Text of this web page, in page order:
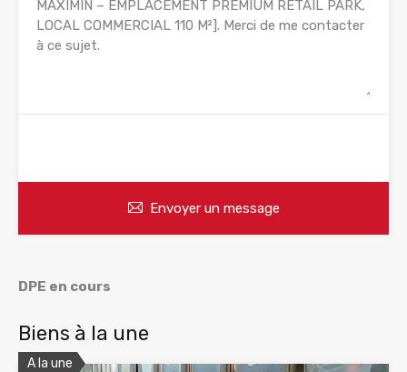
Envoyer un message
DPE en cours
Biens à la une
A la une